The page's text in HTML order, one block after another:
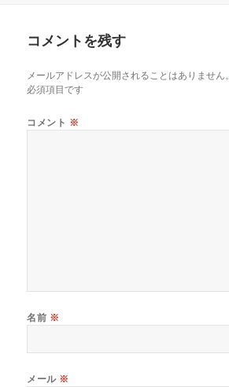
コメントを残す
メールアドレスが公開されることはありません。
必須項目です
コメント ※
名前 ※
メール ※